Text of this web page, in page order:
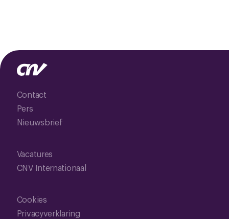
Contact
Pers
Nieuwsbrief
Vacatures
CNV Internationaal
Cookies
Privacyverklaring